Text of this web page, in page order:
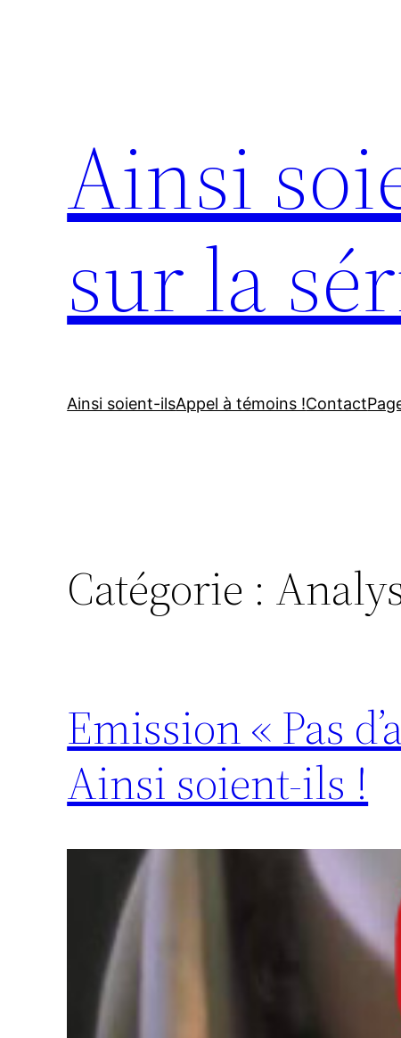
Ainsi
sur la
Ainsi soient-ilsAppel à témoins !Contact
Catégorie :
Emission « Pas
Ainsi soient-ils !